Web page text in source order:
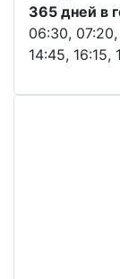
365 дней в
06:30,
14:45, 16:15,